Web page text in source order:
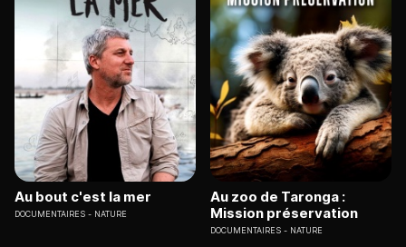
Au bout c'est la mer
DOCUMENTAIRES NATURE
Au zoo de Taronga :
Mission préservation
DOCUMENTAIRES NATURE